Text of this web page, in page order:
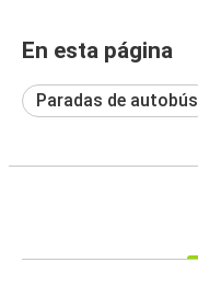
En esta página
Paradas de autobús